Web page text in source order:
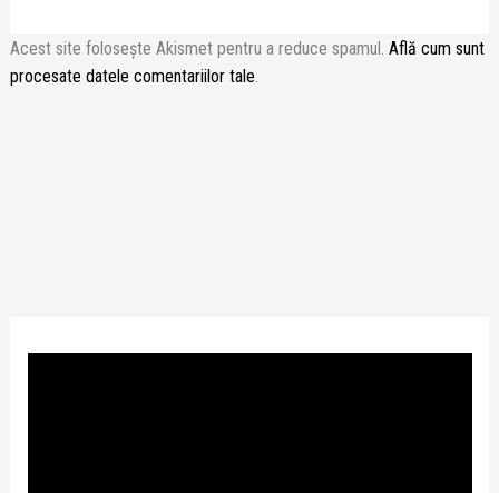
Acest site folosește Akismet pentru a reduce spamul. Află cum sunt
procesate datele comentariilor tale.